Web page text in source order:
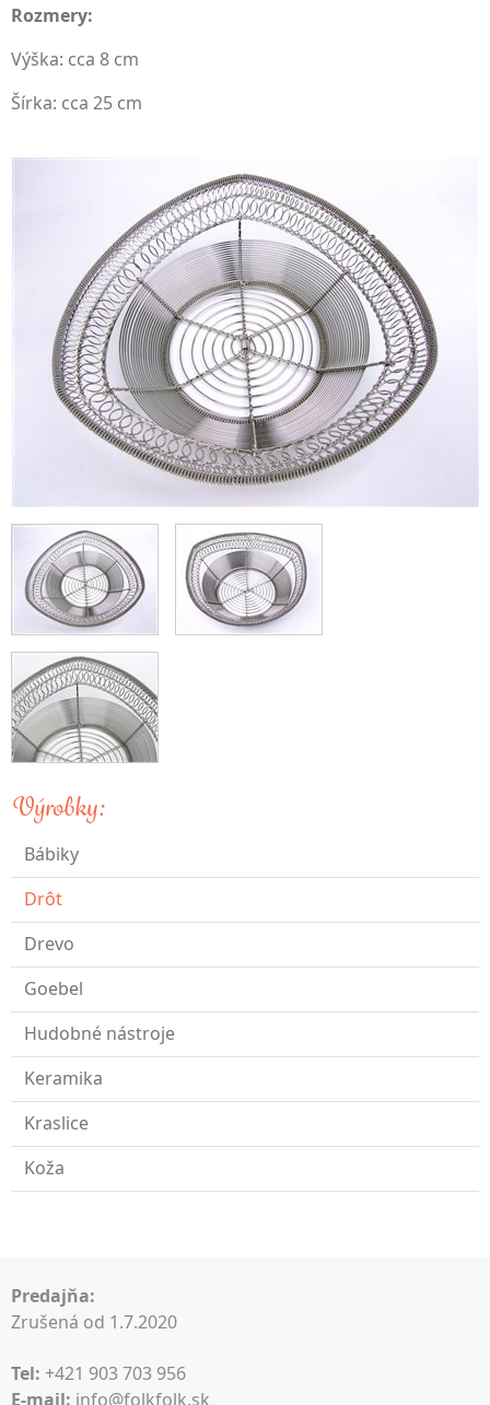
Rozmery:
Výška: cca 8 cm
Šírka: cca 25 cm
Výrobky:
Bábiky
Drôt
Drevo
Goebel
Hudobné nástroje
Keramika
Kraslice
Koža
Predajňa:
Zrušená od 1.7.2020
Tel: +421 903 703 956
E-mail: info@folkfolk.sk